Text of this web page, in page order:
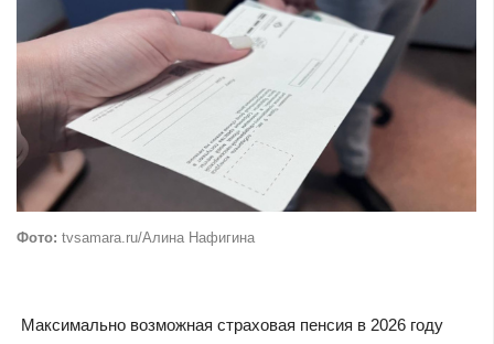
Фото: tvsamara.ru/Алина Нафигина
Максимально возможная страховая пенсия в 2026 году